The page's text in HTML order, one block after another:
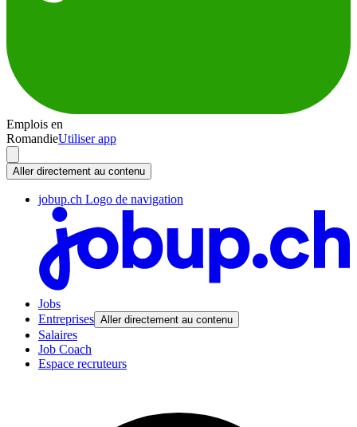
Emplois en
RomandieUtiliser app
Aller directement au contenu
jobup.ch Logo de navigation
Jobs
Entreprises Aller directement au contenu
Salaires
Job Coach
Espace recruteurs